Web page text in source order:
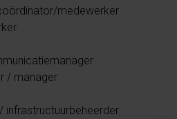
medewerker
/ manager
infrastructuurbeheerder